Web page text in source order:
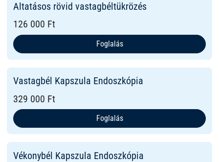
Altatásos rövid vastagbéltükrözés
126 000 Ft
Foglalás
Vastagbél Kapszula Endoszkópia
329 000 Ft
Foglalás
Vékonybél Kapszula Endoszkópia